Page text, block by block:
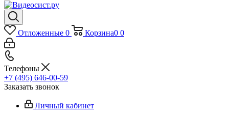
Отложенные 0 Корзина0 0
Телефоны
+7 (495) 646-00-59
Заказать звонок
Личный кабинет